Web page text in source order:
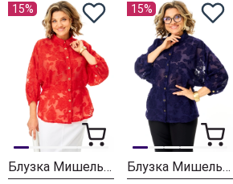
15%
Блузка Мишель Шик 802 красный
15%
Блузка Мишель Шик 802 синий